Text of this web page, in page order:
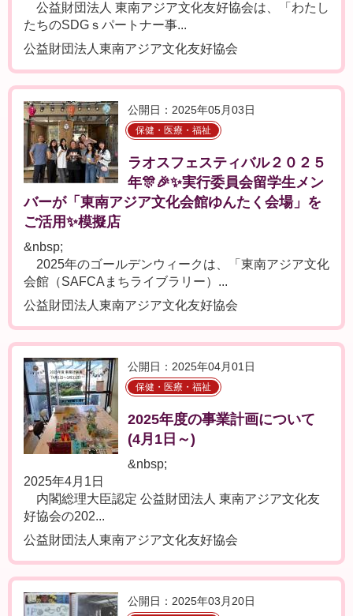
公益財団法人 東南アジア文化友好協会は、「わたし
たちのSDGｓパートナー事...
公益財団法人東南アジア文化友好協会
公開日：2025年05月03日
保健・医療・福祉
ラオスフェスティバル２０２５
年🎊🎉✨実行委員会留学生メン
バーが「東南アジア文化会館ゆんたく会場」を
ご活用✨模擬店
&nbsp;
2025年のゴールデンウィークは、「東南アジア文化
会館（SAFCAまちライブラリー）...
公益財団法人東南アジア文化友好協会
公開日：2025年04月01日
保健・医療・福祉
2025年度の事業計画について
(4月1日～)
&nbsp;
2025年4月1日
内閣総理大臣認定 公益財団法人 東南アジア文化友
好協会の202...
公益財団法人東南アジア文化友好協会
公開日：2025年03月20日